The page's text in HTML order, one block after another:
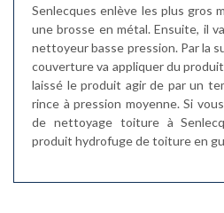
Senlecques enlève les plus gros
une brosse en métal. Ensuite, il
nettoyeur basse pression. Par la
couverture va appliquer du
laissé le produit agir de par un
rince à pression moyenne. Si
de nettoyage toiture à
produit hydrofuge de toiture en